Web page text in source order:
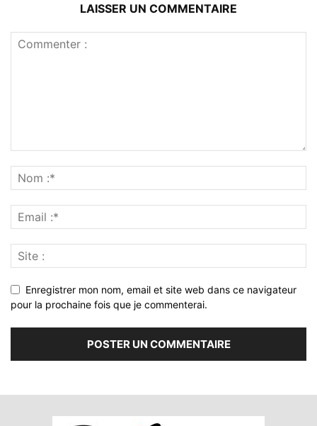
LAISSER UN COMMENTAIRE
Enregistrer mon nom, email et site web dans ce navigateur
pour la prochaine fois que je commenterai.